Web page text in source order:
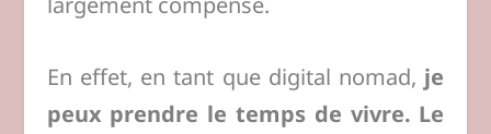
En effet, en tant que digital nomad, je
peux prendre le temps de vivre. Le